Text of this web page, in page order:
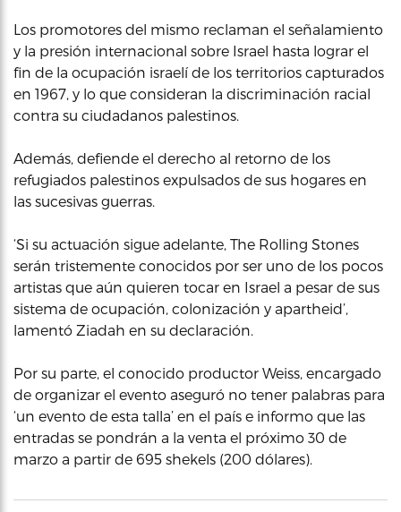
Los promotores del mismo reclaman el señalamiento
y la presión internacional sobre Israel hasta lograr el
fin de la ocupación israelí de los territorios capturados
en 1967, y lo que consideran la discriminación racial
contra su ciudadanos palestinos.
Además, defiende el derecho al retorno de los
refugiados palestinos expulsados de sus hogares en
las sucesivas guerras.
‘Si su actuación sigue adelante, The Rolling Stones
serán tristemente conocidos por ser uno de los pocos
artistas que aún quieren tocar en Israel a pesar de sus
sistema de ocupación, colonización y apartheid’,
lamentó Ziadah en su declaración.
Por su parte, el conocido productor Weiss, encargado
de organizar el evento aseguró no tener palabras para
‘un evento de esta talla’ en el país e informo que las
entradas se pondrán a la venta el próximo 30 de
marzo a partir de 695 shekels (200 dólares).